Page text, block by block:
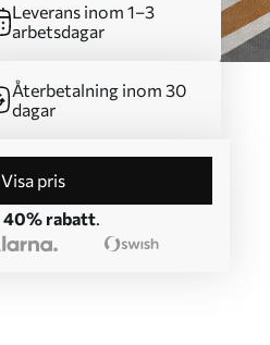
Leverans inom 1–3
arbetsdagar
Återbetalning inom 30
dagar
Visa pris
40% rabatt.